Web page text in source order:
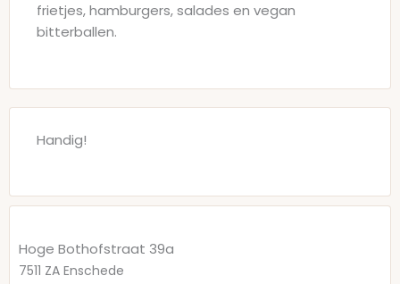
frietjes, hamburgers, salades en vegan
bitterballen.
Handig!
Hoge Bothofstraat 39a
7511 ZA Enschede